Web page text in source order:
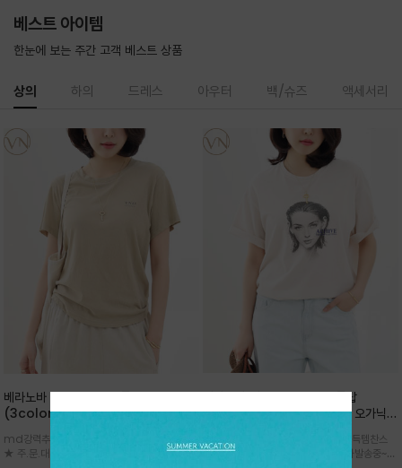
베스트 아이템
한눈에 보는 주간 고객 베스트 상품
베라노바 심플 VN13 코튼탑
(3color)*썸머 바이오 강연/ 스판 너
더더기 없이 깔끔한 무드가 매력적인
VN13 코튼 티셔츠
md강력추천 2026 신상품 ★한정 대박 세일
★ 주.문.대.폭.주 - 전컬러 인기~순차발송중
베라노바 어반 우먼 강연 코튼탑
(2color) *한여름 내내 입는 오가닉
워크 (Line Work) & 스케치/감각적
인 아트워크 프린트가 시선을 끄는 루즈
md강력추천 2026 신상품 ★대박 득템찬스
~~ 주.문.대.폭.주 - 전컬러 인기~순차발송중~★
상의 하의 드레스 아우터 백/슈즈 액세서리